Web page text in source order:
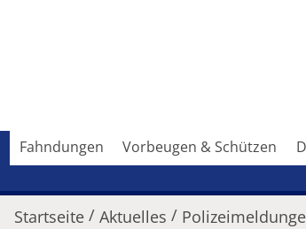
Fahndungen Vorbeugen & Schützen
Startseite / Aktuelles /